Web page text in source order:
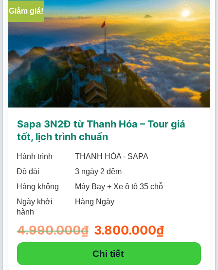
Giảm giá!
Sapa 3N2Đ từ Thanh Hóa – Tour giá
tốt, lịch trình chuẩn
Hành trình
THANH HÓA - SAPA
Độ dài
3 ngày 2 đêm
Hàng không
Máy Bay + Xe ô tô 35 chỗ
Ngày khởi
hành
Hàng Ngày
4.990.000₫ Giá
gốc
là:
4.990.000₫.
3.800.000₫Giá
tại
3.800.000₫.
Chi tiết